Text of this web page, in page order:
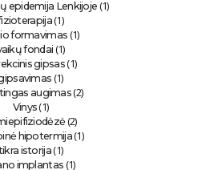
epidemija Lenkijoje (1)
(1)
formavimas (1)
fondai (1)
gipsas(1)
(1)
augimas (2)
Vinys (1)
(2)
hipotermija(1)
istorija (1)
implantas (1)